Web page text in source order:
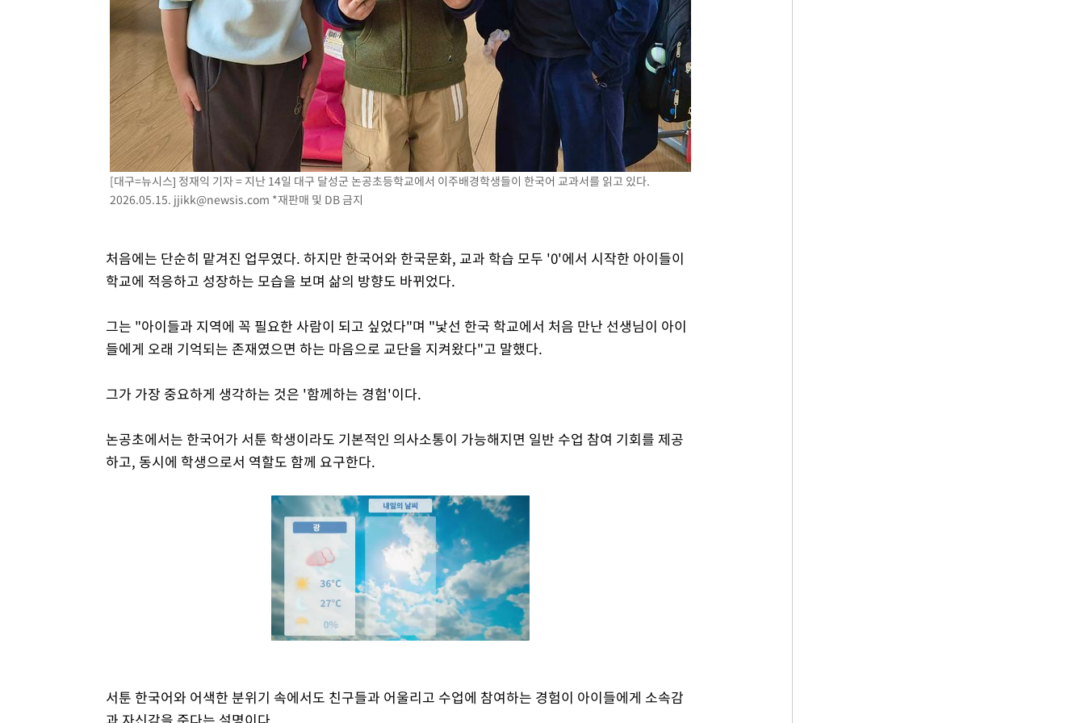
[대구=뉴시스] 정재익 기자 = 지난 14일 대구 달성군 논공초등학교에서 이주배경학생들이 한국어 교과서를 읽고 있다.
2026.05.15. jjikk@newsis.com *재판매 및 DB 금지
처음에는 단순히 맡겨진 업무였다. 하지만 한국어와 한국문화, 교과 학습 모두 '0'에서 시작한 아이들이
학교에 적응하고 성장하는 모습을 보며 삶의 방향도 바뀌었다.
그는 "아이들과 지역에 꼭 필요한 사람이 되고 싶었다"며 "낯선 한국 학교에서 처음 만난 선생님이 아이
들에게 오래 기억되는 존재였으면 하는 마음으로 교단을 지켜왔다"고 말했다.
그가 가장 중요하게 생각하는 것은 '함께하는 경험'이다.
논공초에서는 한국어가 서툰 학생이라도 기본적인 의사소통이 가능해지면 일반 수업 참여 기회를 제공
하고, 동시에 학생으로서 역할도 함께 요구한다.
Mute
서툰 한국어와 어색한 분위기 속에서도 친구들과 어울리고 수업에 참여하는 경험이 아이들에게 소속감